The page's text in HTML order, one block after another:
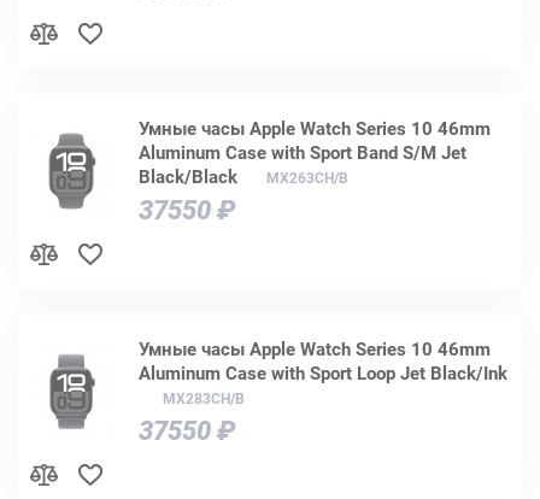
Умные часы Apple Watch Series 10 46mm
Aluminum Case with Sport Band S/M Jet
Black/Black
MX263CH/B
37550 ₽
Умные часы Apple Watch Series 10 46mm
Aluminum Case with Sport Loop Jet Black/Ink
MX283CH/B
37550 ₽